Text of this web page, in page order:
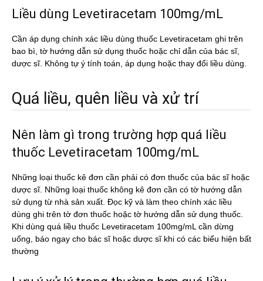
Liều dùng Levetiracetam 100mg/mL
Cần áp dụng chính xác liều dùng thuốc Levetiracetam ghi trên
bao bì, tờ hướng dẫn sử dụng thuốc hoặc chỉ dẫn của bác sĩ,
dược sĩ. Không tự ý tính toán, áp dụng hoặc thay đổi liều dùng.
Quá liều, quên liều và xử trí
Nên làm gì trong trường hợp quá liều
thuốc Levetiracetam 100mg/mL
Những loại thuốc kê đơn cần phải có đơn thuốc của bác sĩ hoặc
dược sĩ. Những loại thuốc không kê đơn cần có tờ hướng dẫn
sử dụng từ nhà sản xuất. Đọc kỹ và làm theo chính xác liều
dùng ghi trên tờ đơn thuốc hoặc tờ hướng dẫn sử dụng thuốc.
Khi dùng quá liều thuốc Levetiracetam 100mg/mL cần dừng
uống, báo ngay cho bác sĩ hoặc dược sĩ khi có các biểu hiện bất
thường